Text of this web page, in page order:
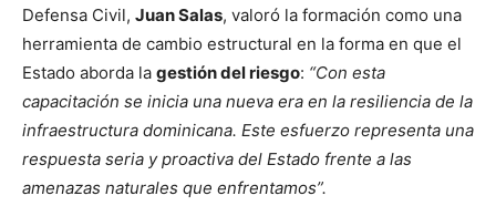
Defensa Civil, Juan Salas, valoró la formación como una
herramienta de cambio estructural en la forma en que el
Estado aborda la gestión del riesgo: “Con esta
capacitación se inicia una nueva era en la resiliencia de la
infraestructura dominicana. Este esfuerzo representa una
respuesta seria y proactiva del Estado frente a las
amenazas naturales que enfrentamos”.